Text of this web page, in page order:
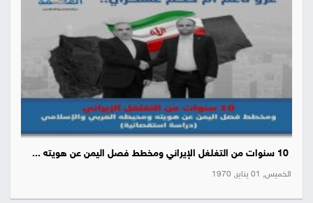
الخميس, 01 يناير, 1970